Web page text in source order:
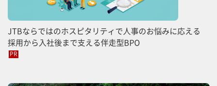
JTBならではのホスピタリティで人事のお悩みに応える
採用から入社後まで支える伴走型BPO
PR